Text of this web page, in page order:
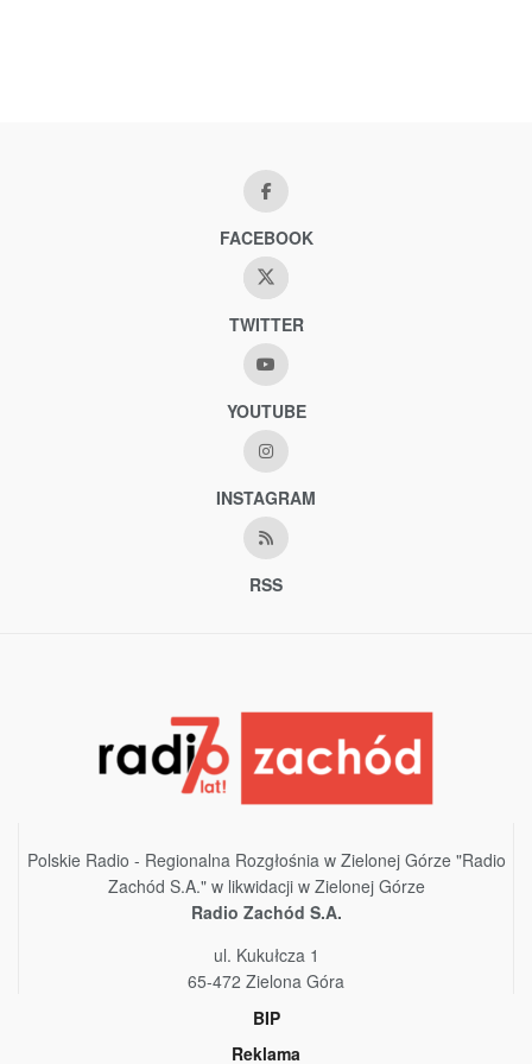
FACEBOOK
TWITTER
YOUTUBE
INSTAGRAM
RSS
Polskie Radio - Regionalna Rozgłośnia w Zielonej Górze "Radio
Zachód S.A." w likwidacji w Zielonej Górze
Radio Zachód S.A.
ul. Kukułcza 1
65-472 Zielona Góra
BIP
Reklama